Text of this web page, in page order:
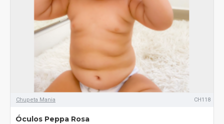
Chupeta Mania CH118
Óculos Peppa Rosa